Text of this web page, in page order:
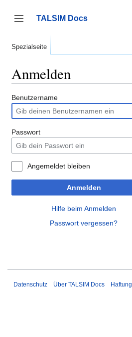
springen
Seitenleiste umschalten
TALSIM Docs
Spezialseite
Anmelden
Benutzername
Passwort
Angemeldet bleiben
Anmelden
Hilfe beim Anmelden
Passwort vergessen?
Datenschutz Über TALSIM Docs